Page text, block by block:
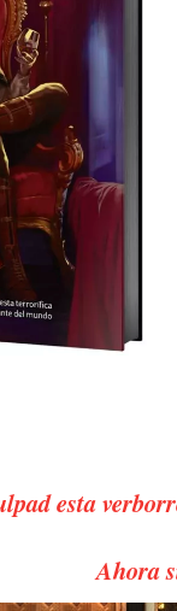
esta
Ahora